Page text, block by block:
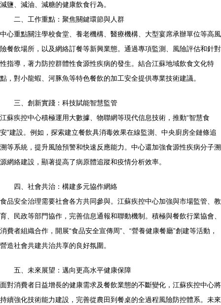
減鹽、減油、減糖的健康飲食行為。
二、工作重點：聚焦關鍵環節與人群
中心重點關注學校食堂、養老機構、醫療機構、大型宴席承辦單位等高風
險餐飲場所，以及網絡訂餐等新興業態。通過專項監測、風險評估和針對
性指導，著力防控群體性食源性疾病的發生。結合江蘇地域飲食文化特
點，對小龍蝦、河豚魚等特色餐飲的加工安全提供專業技術建議。
三、創新實踐：科技賦能智慧監管
江蘇疾控中心積極運用大數據、物聯網等現代信息技術，推動“智慧食
安”建設。例如，探索建立餐飲具消毒效果在線監測、中央廚房全鏈條追
溯等系統，提升風險預警和快速反應能力。中心還加強食源性疾病分子溯
源網絡建設，顯著提高了病原體追蹤和疫情分析效率。
四、社會共治：構建多元協作網絡
食品安全治理需要社會各方共同參與。江蘇疾控中心加強與市場監管、教
育、民政等部門協作，完善信息通報和聯動機制。積極與餐飲行業協會、
消費者組織合作，開展“食品安全宣傳周”、“營養健康餐廳”創建等活動，
營造社會共建共治共享的良好氛圍。
五、未來展望：邁向更高水平健康保障
面對消費者日益增長的健康需求及餐飲業態的不斷變化，江蘇疾控中心將
持續強化技術能力建設，完善從農田到餐桌的全過程風險防控體系。未來